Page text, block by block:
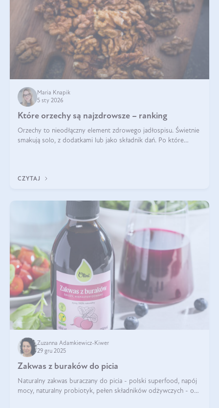
Maria Knapik
5 sty 2026
Które orzechy są najzdrowsze – ranking
Orzechy to nieodłączny element zdrowego jadłospisu. Świetnie
smakują solo, z dodatkami lub jako składnik dań. Po które
CZYTAJ
Zuzanna Adamkiewicz-Kiwer
29 gru 2025
Zakwas z buraków do picia
Naturalny zakwas buraczany do picia - polski superfood, napój
mocy, naturalny probiotyk, pełen składników odżywczych - o